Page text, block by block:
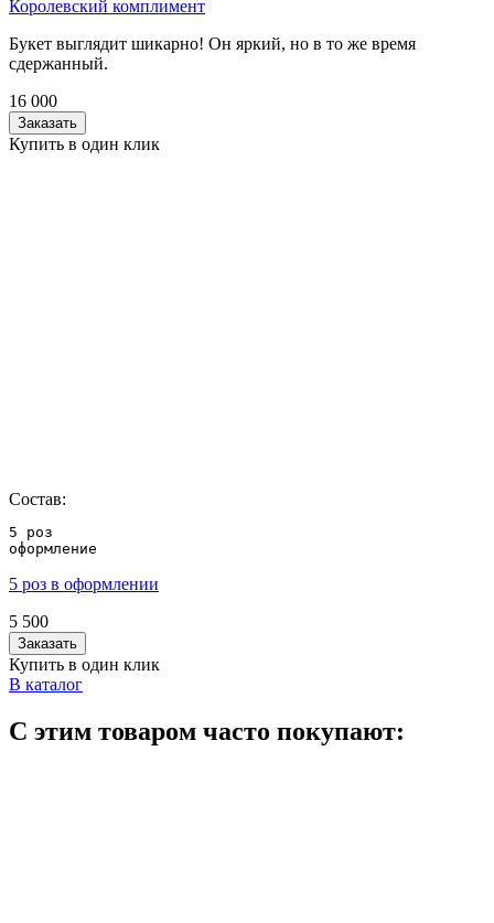
Королевский комплимент
Букет выглядит шикарно! Он яркий, но в то же время
сдержанный.
16 000
Заказать
Купить в один клик
Состав:
5 роз
оформление
5 роз в оформлении
5 500
Заказать
Купить в один клик
В каталог
С этим товаром часто покупают: